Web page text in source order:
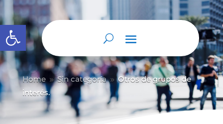
Abrir barra de herramientas
Home 9 Sin categoría 9 Otros de grupos de
interés.